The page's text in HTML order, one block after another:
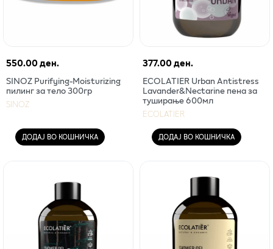
550.00 ден.
SINOZ Purifying-Moisturizing
пилинг за тело 300гр
SINOZ
ДОДАЈ ВО КОШНИЧКА
377.00 ден.
ECOLATIER Urban Antistress
Lavander&Nectarine пена за
туширање 600мл
ECOLATIER
ДОДАЈ ВО КОШНИЧКА